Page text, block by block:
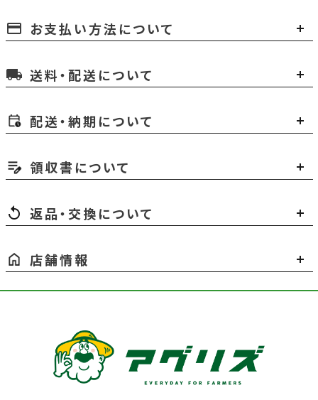
payment お支払い方法について
local_shipping 送料・配送について
配送・納期について
領収書について
返品・交換について
店舗情報